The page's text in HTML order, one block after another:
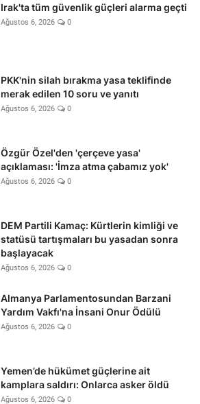
Irak'ta tüm güvenlik güçleri alarma geçti
Ağustos 6, 2026 0
PKK'nin silah bırakma yasa teklifinde
merak edilen 10 soru ve yanıtı
Ağustos 6, 2026 0
Özgür Özel'den 'çerçeve yasa'
açıklaması: 'İmza atma çabamız yok'
Ağustos 6, 2026 0
DEM Partili Kamaç: Kürtlerin kimliği ve
statüsü tartışmaları bu yasadan sonra
başlayacak
Ağustos 6, 2026 0
Almanya Parlamentosundan Barzani
Yardım Vakfı'na İnsani Onur Ödülü
Ağustos 6, 2026 0
Yemen’de hükümet güçlerine ait
kamplara saldırı: Onlarca asker öldü
Ağustos 6, 2026 0